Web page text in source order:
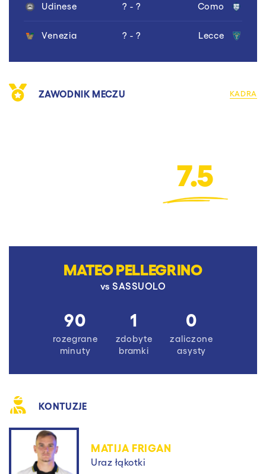
Udinese ? - ? Como
Venezia ? - ? Lecce
ZAWODNIK MECZU KADRA
7.5
MATEO PELLEGRINO
vsSASSUOLO
90
rozegrane
minuty
1
zdobyte
bramki
0
zaliczone
asysty
KONTUZJE
MATIJA FRIGAN
Uraz łąkotki